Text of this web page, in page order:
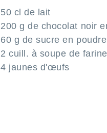
50 cl de lait
200 g de chocolat noir
60 g de sucre en poudre
2 cuill. à soupe de farine
4 jaunes d'œufs